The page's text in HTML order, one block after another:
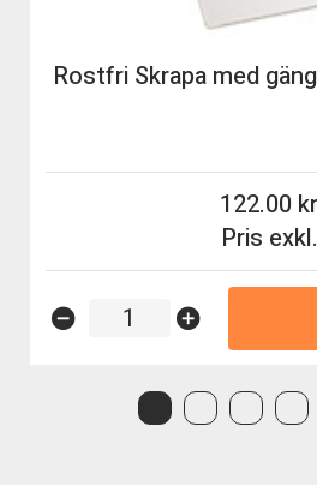
Pris exkl.
122.00
remove_circle add_circle